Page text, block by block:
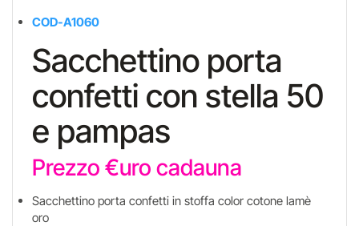
COD-A1060
Sacchettino porta
confetti con stella 50
e pampas
Prezzo €uro cadauna
Sacchettino porta confetti in stoffa color cotone lamè
oro